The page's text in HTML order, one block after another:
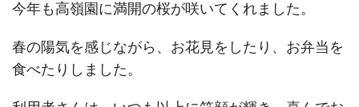
今年も高嶺園に満開の桜が咲いてくれました。
春の陽気を感じながら、お花見をしたり、お弁当を
食べたりしました。